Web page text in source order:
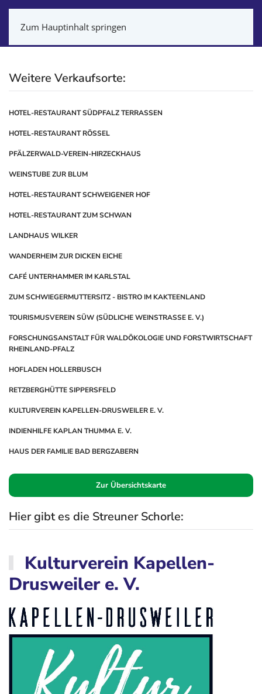
Zum Hauptinhalt springen
Weitere Verkaufsorte:
HOTEL-RESTAURANT SÜDPFALZ TERRASSEN
HOTEL-RESTAURANT RÖSSEL
PFÄLZERWALD-VEREIN-HIRZECKHAUS
WEINSTUBE ZUR BLUM
HOTEL-RESTAURANT SCHWEIGENER HOF
HOTEL-RESTAURANT ZUM SCHWAN
LANDHAUS WILKER
WANDERHEIM ZUR DICKEN EICHE
CAFÉ UNTERHAMMER IM KARLSTAL
ZUM SCHWIEGERMUTTERSITZ - BISTRO IM KAKTEENLAND
TOURISMUSVEREIN SÜW (SÜDLICHE WEINSTRASSE E. V.)
FORSCHUNGSANSTALT FÜR WALDÖKOLOGIE UND FORSTWIRTSCHAFT
RHEINLAND-PFALZ
HOFLADEN HOLLERBUSCH
RETZBERGHÜTTE SIPPERSFELD
KULTURVEREIN KAPELLEN-DRUSWEILER E. V.
INDIENHILFE KAPLAN THUMMA E. V.
HAUS DER FAMILIE BAD BERGZABERN
Zur Übersichtskarte
Hier gibt es die Streuner Schorle:
Kulturverein Kapellen-
Drusweiler e. V.